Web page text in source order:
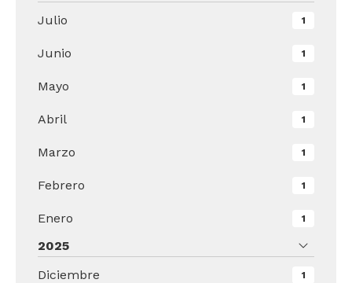
Julio
1
Junio 1
Mayo 1
Abril 1
Marzo 1
Febrero 1
Enero 1
2025
Diciembre
1